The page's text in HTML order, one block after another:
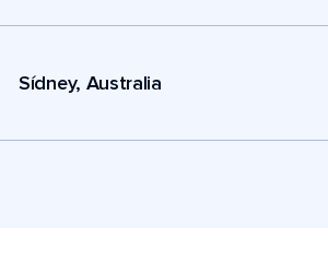
Sídney, Australia